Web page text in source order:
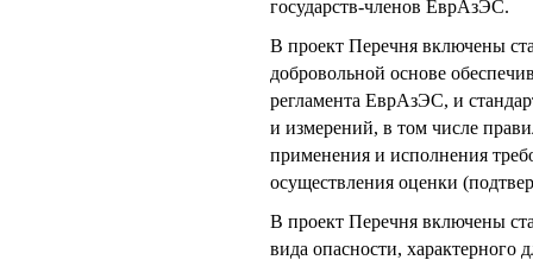
государств-членов ЕврАзЭС.
В проект Перечня включены
добровольной основе
регламента ЕврАзЭС, и
и измерений, в том числе
применения и исполнения
осуществления оценки
В проект Перечня включены
вида опасности, характерного